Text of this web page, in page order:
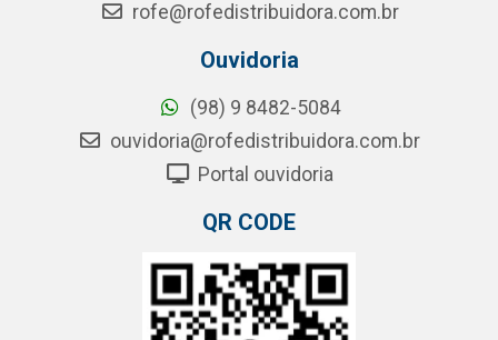
rofe@rofedistribuidora.com.br
Ouvidoria
(98) 9 8482-5084
ouvidoria@rofedistribuidora.com.br
Portal ouvidoria
QR CODE